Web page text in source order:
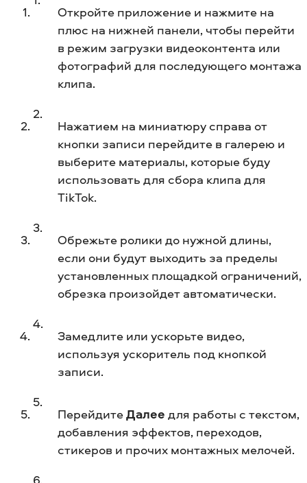
Откройте приложение и нажмите на
плюс на нижней панели, чтобы перейти
в режим загрузки видеоконтента или
фотографий для последующего монтажа
клипа.
Нажатием на миниатюру справа от
кнопки записи перейдите в галерею и
выберите материалы, которые буду
использовать для сбора клипа для
TikTok.
Обрежьте ролики до нужной длины,
если они будут выходить за пределы
установленных площадкой ограничений,
обрезка произойдет автоматически.
Замедлите или ускорьте видео,
используя ускоритель под кнопкой
записи.
ПерейдитеДалее для работы с текстом,
добавления эффектов, переходов,
стикеров и прочих монтажных мелочей.